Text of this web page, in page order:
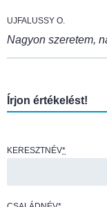
UJFALUSSY O.
Nagyon szeretem,
Írjon értékelést!
KERESZTNÉV*